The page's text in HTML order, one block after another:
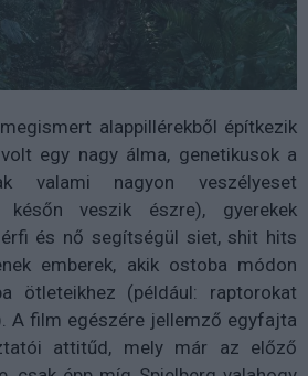
alappillérekből építkezik
egy nagy álma, genetikusok a
valami nagyon veszélyeset
későn veszik észre), gyerekek
és nő segítségül siet, shit hits
emberek, akik ostoba módon
ötleteikhez (például: raptorokat
A film egészére jellemző egyfajta
attitűd, mely már az előző